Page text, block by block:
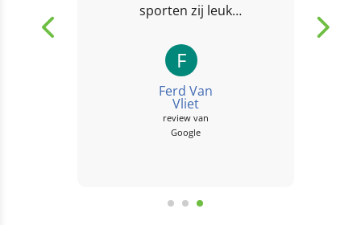
sporten zij leuk
fijne begeleiders,
die overigens ook
meedoen met de
activiteiten, voelen
F
Ferd Van
Vliet
review van
Google